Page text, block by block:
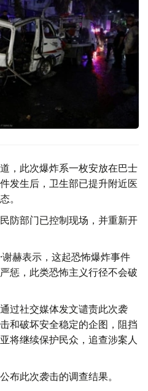
，此次爆炸系一枚安放在巴士
发生后，卫生部已提升附近医
。
防部门已控制现场，并重新开
赫表示，这起恐怖爆炸事件
惩，此类恐怖主义行径不会破
过社交媒体发文谴责此次袭
和破坏安全稳定的企图，阻挡
将继续保护民众，追查涉案人
布此次袭击的调查结果。